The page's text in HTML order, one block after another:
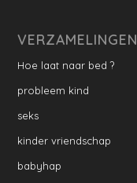
VERZAMELINGEN
Hoe laat naar bed ?
probleem kind
seks
kinder vriendschap
babyhap